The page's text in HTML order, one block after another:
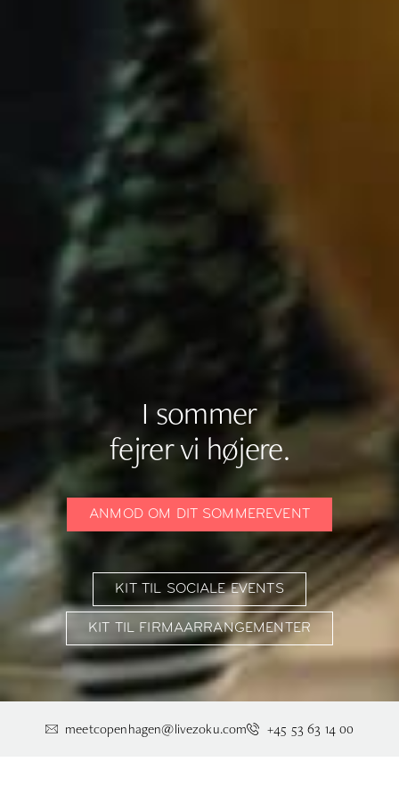
I sommer
fejrer vi højere.
ANMOD OM DIT SOMMEREVENT
KIT TIL SOCIALE EVENTS
KIT TIL FIRMAARRANGEMENTER
meetcopenhagen@livezoku.com +45 53 63 14 00